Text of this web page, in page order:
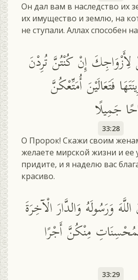
Он дал вам в наследство их
их имущество и землю, на
не ступали. Аллах способен
لِأَزْوَاجِكَ إِنْ كُنْتُنَّ تُرِدْنَ
فَتَعَالَيْنَ أُمَتِّعْكُنَّ
جَمِيلًا
33:28
О Пророк! Скажи своим
желаете мирской жизни и ее
придите, и я наделю вас
красиво.
وَرَسُولَهُ وَالدَّارَ الْآخِرَةَ
مِنْكُنَّ أَجْرًا
33:29